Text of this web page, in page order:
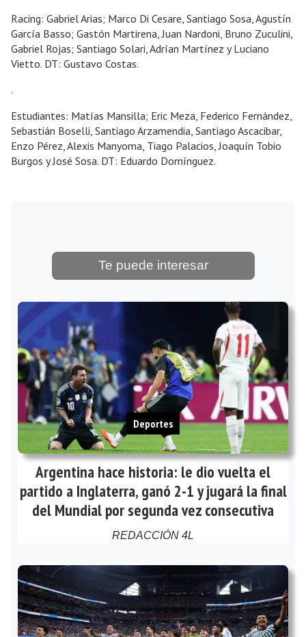
Racing: Gabriel Arias; Marco Di Cesare, Santiago Sosa, Agustín
García Basso; Gastón Martirena, Juan Nardoni, Bruno Zuculini,
Gabriel Rojas; Santiago Solari, Adrían Martínez y Luciano
Vietto. DT: Gustavo Costas.
.
Estudiantes: Matías Mansilla; Eric Meza, Federico Fernández,
Sebastián Boselli, Santiago Arzamendia, Santiago Ascacibar,
Enzo Pérez, Alexis Manyoma, Tiago Palacios, Joaquín Tobio
Burgos y José Sosa. DT: Eduardo Domínguez.
Te puede interesar
Argentina hace historia: le dio vuelta el
partido a Inglaterra, ganó 2-1 y jugará la final
del Mundial por segunda vez consecutiva
REDACCIÓN 4L
Deportes